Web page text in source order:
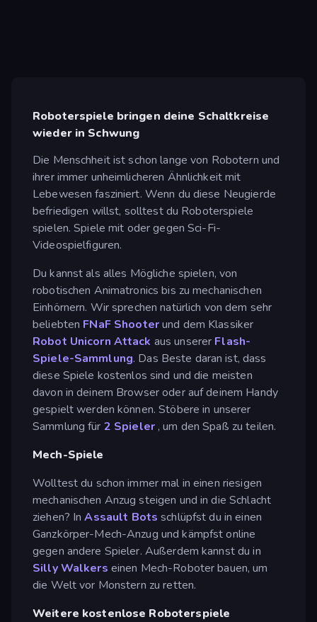
Roboterspiele bringen deine Schaltkreise
wieder in Schwung
Die Menschheit ist schon lange von Robotern und
ihrer immer unheimlicheren Ähnlichkeit mit
Lebewesen fasziniert. Wenn du diese Neugierde
befriedigen willst, solltest du Roboterspiele
spielen. Spiele mit oder gegen Sci-Fi-
Videospielfiguren.
Du kannst als alles Mögliche spielen, von
robotischen Animatronics bis zu mechanischen
Einhörnern. Wir sprechen natürlich von dem sehr
beliebten FNaF Shooterund dem Klassiker
Robot Unicorn Attack aus unserer Flash-
Spiele-Sammlung. Das Beste daran ist, dass
diese Spiele kostenlos sind und die meisten
davon in deinem Browser oder auf deinem Handy
gespielt werden können. Stöbere in unserer
Sammlung für 2 Spieler , um den Spaß zu teilen.
Mech-Spiele
Wolltest du schon immer mal in einen riesigen
mechanischen Anzug steigen und in die Schlacht
ziehen? InAssault Bots schlüpfst du in einen
Ganzkörper-Mech-Anzug und kämpfst online
gegen andere Spieler. Außerdem kannst du in
Silly Walkers einen Mech-Roboter bauen, um
die Welt vor Monstern zu retten.
Weitere kostenlose Roboterspiele